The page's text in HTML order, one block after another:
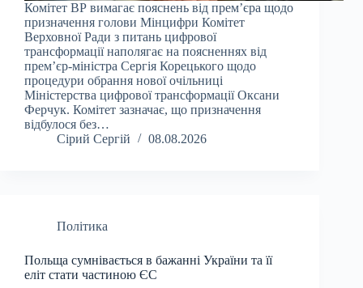
Комітет ВР вимагає пояснень від прем’єра щодо
призначення голови Мінцифри Комітет
Верховної Ради з питань цифрової
трансформації наполягає на поясненнях від
прем’єр-міністра Сергія Корецького щодо
процедури обрання нової очільниці
Міністерства цифрової трансформації Оксани
Ферчук. Комітет зазначає, що призначення
відбулося без…
Сірий Сергій
08.08.2026
Політика
Польща сумнівається в бажанні України та її
еліт стати частиною ЄС